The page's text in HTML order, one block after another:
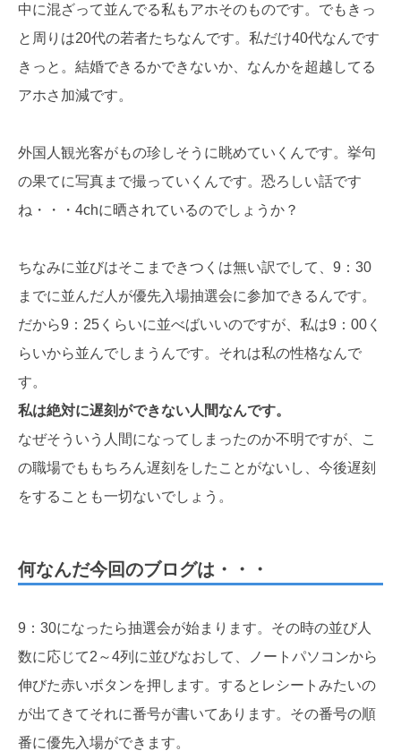
中に混ざって並んでる私もアホそのものです。でもきっ
と周りは20代の若者たちなんです。私だけ40代なんです
きっと。結婚できるかできないか、なんかを超越してる
アホさ加減です。
外国人観光客がもの珍しそうに眺めていくんです。挙句
の果てに写真まで撮っていくんです。恐ろしい話です
ね・・・4chに晒されているのでしょうか？
ちなみに並びはそこまできつくは無い訳でして、9：30
までに並んだ人が優先入場抽選会に参加できるんです。
だから9：25くらいに並べばいいのですが、私は9：00く
らいから並んでしまうんです。それは私の性格なんで
す。
私は絶対に遅刻ができない人間なんです。
なぜそういう人間になってしまったのか不明ですが、こ
の職場でももちろん遅刻をしたことがないし、今後遅刻
をすることも一切ないでしょう。
何なんだ今回のブログは・・・
9：30になったら抽選会が始まります。その時の並び人
数に応じて2～4列に並びなおして、ノートパソコンから
伸びた赤いボタンを押します。するとレシートみたいの
が出てきてそれに番号が書いてあります。その番号の順
番に優先入場ができます。